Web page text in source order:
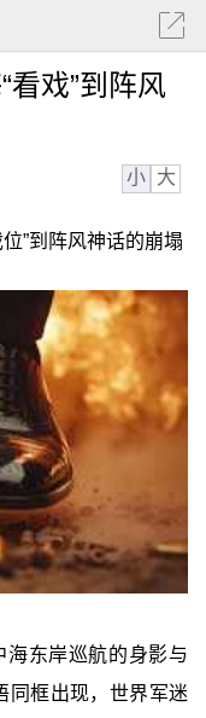
看戏”到阵风
小 大
”到阵风神话的崩塌
东岸巡航的身影与
同框出现，世界军迷